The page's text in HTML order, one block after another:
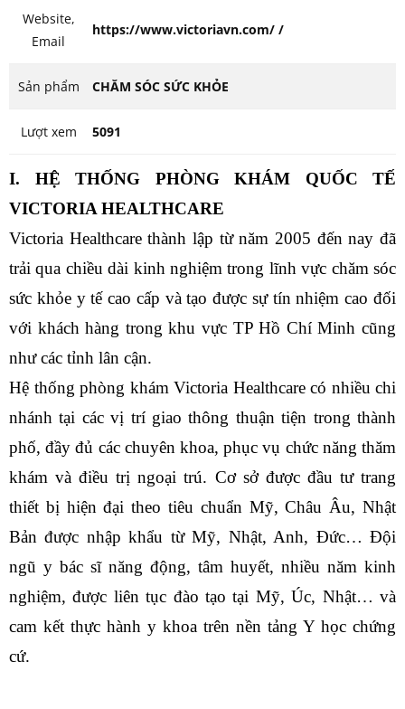
Website,
Email
https://www.victoriavn.com/ /
Sản phẩm CHĂM SÓC SỨC KHỎE
Lượt xem 5091
I. HỆ THỐNG PHÒNG KHÁM QUỐC TẾ
VICTORIA HEALTHCARE
Victoria Healthcare thành lập từ năm 2005 đến nay đã
trải qua chiều dài kinh nghiệm trong lĩnh vực chăm sóc
sức khỏe y tế cao cấp và tạo được sự tín nhiệm cao đối
với khách hàng trong khu vực TP Hồ Chí Minh cũng
như các tỉnh lân cận.
Hệ thống phòng khám Victoria Healthcare có nhiều chi
nhánh tại các vị trí giao thông thuận tiện trong thành
phố, đầy đủ các chuyên khoa, phục vụ chức năng thăm
khám và điều trị ngoại trú. Cơ sở được đầu tư trang
thiết bị hiện đại theo tiêu chuẩn Mỹ, Châu Âu, Nhật
Bản được nhập khẩu từ Mỹ, Nhật, Anh, Đức… Đội
ngũ y bác sĩ năng động, tâm huyết, nhiều năm kinh
nghiệm, được liên tục đào tạo tại Mỹ, Úc, Nhật… và
cam kết thực hành y khoa trên nền tảng Y học chứng
cứ.